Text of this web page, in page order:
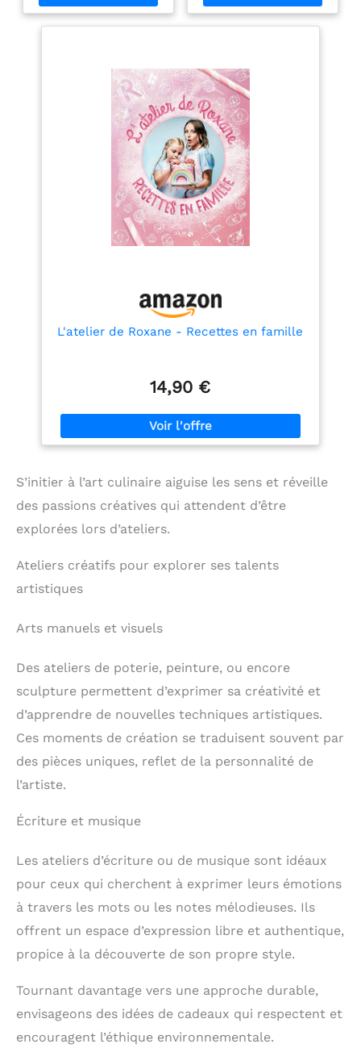
RIEN QUE POUR EUX : Les
assuré ! DU TEMPS POUR
EN PROFITER : Valable 3
ans et 3 mois. Échange et
prolongation illimités. Le
luxe de réserver quand
on veut, sans stress. LE
CADEAU QUI TAPE DANS
LE MILLE : Ce coffret
plaît à tous les coups.
Anniversaire, mariage,
fête… visez juste à
chaque occasion ! LA
93 % de clients conquis.
Offrez en toute sérénité.
L'atelier de Roxane - Recettes en famille
14,90 €
S’initier à l’art culinaire aiguise les sens et réveille
des passions créatives qui attendent d’être
explorées lors d’ateliers.
Ateliers créatifs pour explorer ses talents
artistiques
Arts manuels et visuels
Des ateliers de poterie, peinture, ou encore
sculpture permettent d’exprimer sa créativité et
d’apprendre de nouvelles techniques artistiques.
Ces moments de création se traduisent souvent par
des pièces uniques, reflet de la personnalité de
l’artiste.
Écriture et musique
Les ateliers d’écriture ou de musique sont idéaux
pour ceux qui cherchent à exprimer leurs émotions
à travers les mots ou les notes mélodieuses. Ils
offrent un espace d’expression libre et authentique,
propice à la découverte de son propre style.
Tournant davantage vers une approche durable,
envisageons des idées de cadeaux qui respectent et
encouragent l’éthique environnementale.